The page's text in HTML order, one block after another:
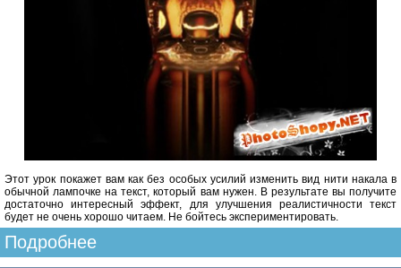
Этот урок покажет вам как без особых усилий изменить вид нити накала в
обычной лампочке на текст, который вам нужен. В результате вы получите
достаточно интересный эффект, для улучшения реалистичности текст
будет не очень хорошо читаем. Не бойтесь экспериментировать.
Подробнее